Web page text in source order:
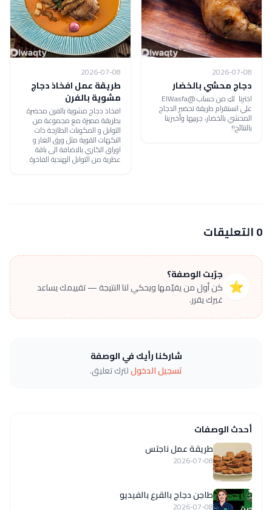
2026-07-08
دجاج محشي بالخضار
اخترنا لكِ من حساب @ElWasfa
علي انستقرام طريقة تحضير الدجاج
المحشي بالخضار، جربيها وأخبرينا
بالنتائج!!
2026-07-08
طريقة عمل افخاذ دجاج
مشوية بالفرن
افخاذ دجاج مشوية بالفرن محضرة
بطريقة مميزة مع مجموعة من
التوابل و المكونات الطازجة ذات
النكهات القوية مثل ورق الغار و
اوراق الكاري بالاضافة الى باقة
عطرية من التوابل الهندية الفاخرة .
0 التعليقات
⭐
جرّبت الوصفة؟
كن أول من يقيّمها ويحكي لنا النتيجة — تقييمك يساعد
غيرك يقرر.
شاركنا رأيك في الوصفة
تسجيل الدخوللترك تعليق.
أحدث الوصفات
طريقة عمل ناجتس
2026-07-08
طاجن دجاج بالقرع بالفيديو
2026-07-08